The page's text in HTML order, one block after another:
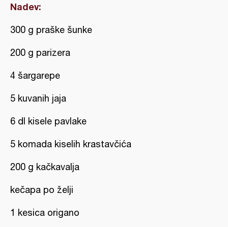
Nadev:
300 g praške šunke
200 g parizera
4 šargarepe
5 kuvanih jaja
6 dl kisele pavlake
5 komada kiselih krastavčića
200 g kačkavalja
kečapa po želji
1 kesica origano